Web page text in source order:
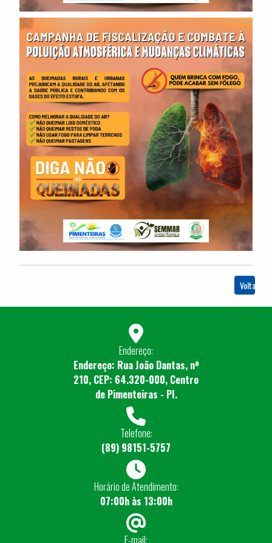
Voltar
Endereço:
Endereço: Rua João Dantas, nº
210, CEP: 64.320-000, Centro
de Pimenteiras - PI.
Telefone:
(89) 98151-5757
Horário de Atendimento:
07:00h às 13:00h
E-mail: